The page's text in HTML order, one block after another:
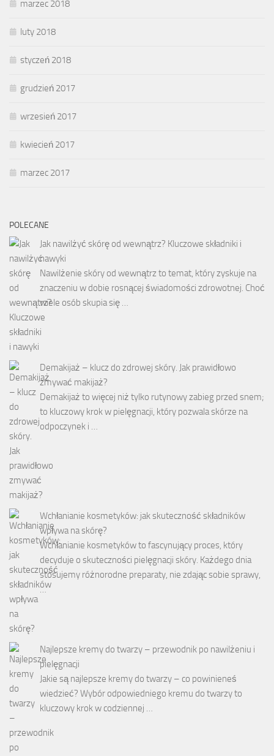
marzec 2018
luty 2018
styczeń 2018
grudzień 2017
wrzesień 2017
kwiecień 2017
marzec 2017
POLECANE
Jak nawilżyć skórę od wewnątrz? Kluczowe składniki i
nawyki
Nawilżenie skóry od wewnątrz to temat, który zyskuje na
znaczeniu w dobie rosnącej świadomości zdrowotnej. Choć
wiele osób skupia się …
Demakijaż – klucz do zdrowej skóry. Jak prawidłowo
zmywać makijaż?
Demakijaż to więcej niż tylko rutynowy zabieg przed snem;
to kluczowy krok w pielęgnacji, który pozwala skórze na
odpoczynek i …
Wchłanianie kosmetyków: jak skuteczność składników
wpływa na skórę?
Wchłanianie kosmetyków to fascynujący proces, który
decyduje o skuteczności pielęgnacji skóry. Każdego dnia
stosujemy różnorodne preparaty, nie zdając sobie sprawy,
…
Najlepsze kremy do twarzy – przewodnik po nawilżeniu i
pielęgnacji
Jakie są najlepsze kremy do twarzy – co powinieneś
wiedzieć? Wybór odpowiedniego kremu do twarzy to
kluczowy krok w codziennej …